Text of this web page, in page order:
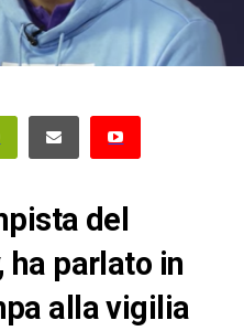
del
ha parlato in
alla vigilia